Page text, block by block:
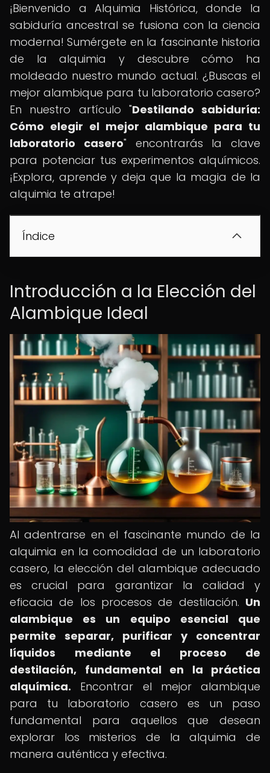
¡Bienvenido a Alquimia Histórica, donde la
sabiduría ancestral se fusiona con la ciencia
moderna! Sumérgete en la fascinante historia
de la alquimia y descubre cómo ha
moldeado nuestro mundo actual. ¿Buscas el
mejor alambique para tu laboratorio casero?
En nuestro artículo "Destilando sabiduría:
Cómo elegir el mejor alambique para tu
laboratorio casero" encontrarás la clave
para potenciar tus experimentos alquímicos.
¡Explora, aprende y deja que la magia de la
alquimia te atrape!
Índice
Introducción a la Elección del
Alambique Ideal
Al adentrarse en el fascinante mundo de la
alquimia en la comodidad de un laboratorio
casero, la elección del alambique adecuado
es crucial para garantizar la calidad y
eficacia de los procesos de destilación. Un
alambique es un equipo esencial que
permite separar, purificar y concentrar
líquidos mediante el proceso de
destilación, fundamental en la práctica
alquímica. Encontrar el mejor alambique
para tu laboratorio casero es un paso
fundamental para aquellos que desean
explorar los misterios de la alquimia de
manera auténtica y efectiva.